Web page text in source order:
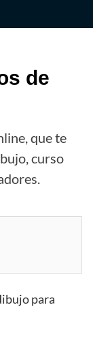
de
que te
curso
para